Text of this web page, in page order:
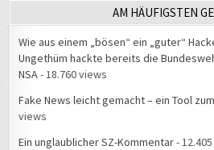
AM HÄUFIGSTEN
Wie aus einem „bösen“ ein „guter“
Ungethüm hackte bereits die
NSA - 18.760 views
Fake News leicht gemacht – ein Tool
views
Ein unglaublicher SZ-Kommentar-